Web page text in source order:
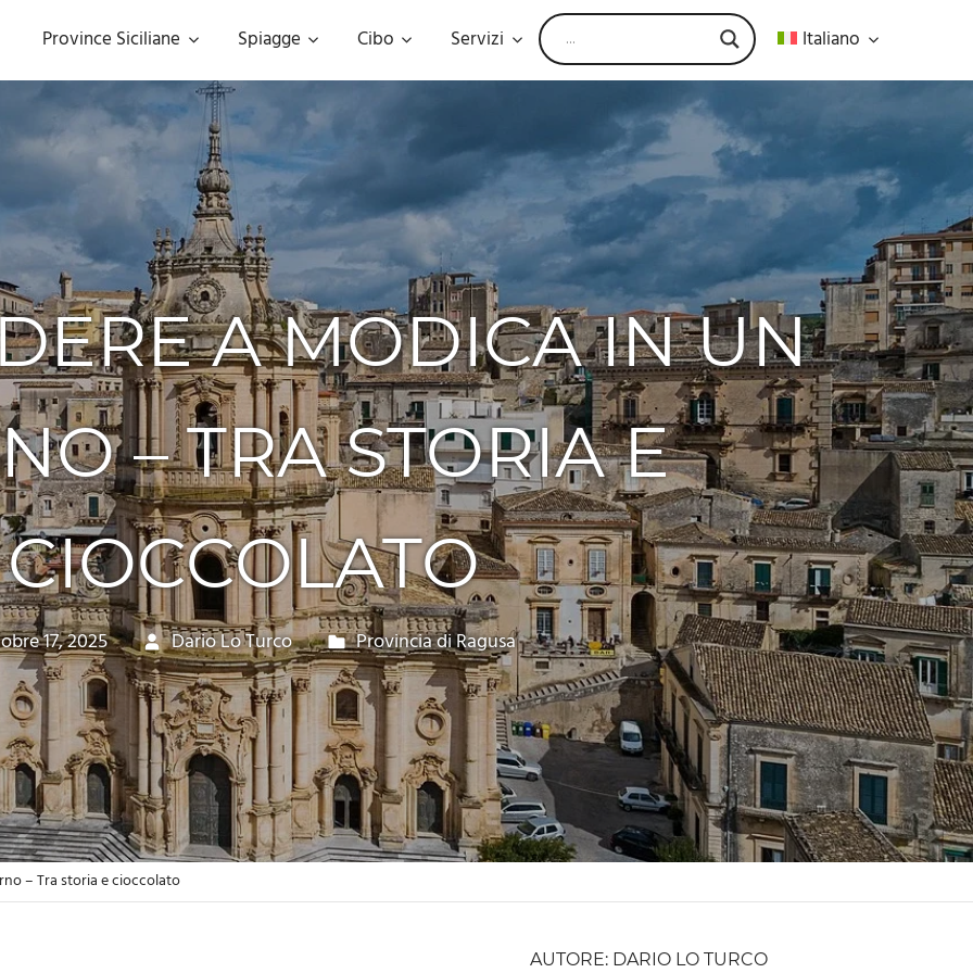
Province Siciliane Spiagge Cibo Servizi Italiano
A MODICA IN UN
– TRA STORIA E
CIOCCOLATO
17, 2025 Dario Lo Turco Provincia di Ragusa
– Tra storia e cioccolato
AUTORE: DARIO LO TURCO